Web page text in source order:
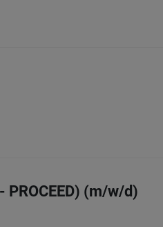
(m/w/d)